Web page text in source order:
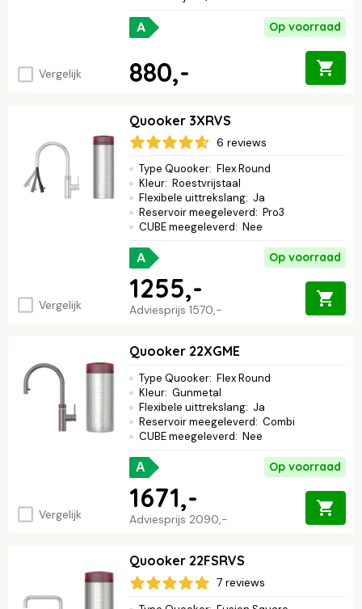
Vergelijk
A Op voorraad
880,-
Vergelijk
Quooker 3XRVS
6 reviews
Type Quooker: Flex Round
Kleur: Roestvrijstaal
Flexibele uittrekslang: Ja
Reservoir meegeleverd: Pro3
CUBE meegeleverd: Nee
A Op voorraad
Adviesprijs 1570,-
1255,-
Vergelijk
Quooker 22XGME
Type Quooker: Flex Round
Kleur: Gunmetal
Flexibele uittrekslang: Ja
Reservoir meegeleverd: Combi
CUBE meegeleverd: Nee
A Op voorraad
Adviesprijs 2090,-
1671,-
Quooker 22FSRVS
7 reviews